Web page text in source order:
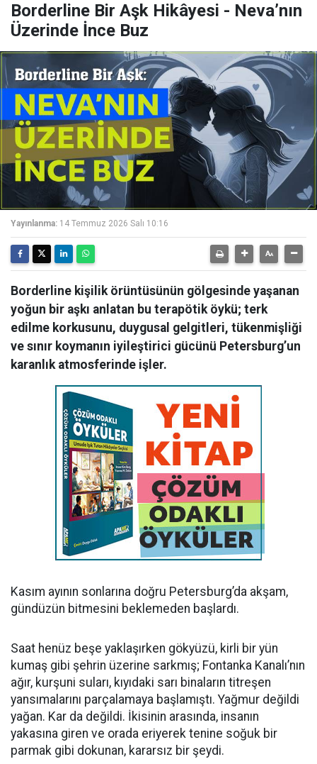
Borderline Bir Aşk Hikâyesi - Neva’nın
Üzerinde İnce Buz
Yayınlanma: 14 Temmuz 2026 Salı 10:16
Borderline kişilik örüntüsünün gölgesinde yaşanan
yoğun bir aşkı anlatan bu terapötik öykü; terk
edilme korkusunu, duygusal gelgitleri, tükenmişliği
ve sınır koymanın iyileştirici gücünü Petersburg’un
karanlık atmosferinde işler.
Kasım ayının sonlarına doğru Petersburg’da akşam,
gündüzün bitmesini beklemeden başlardı.
Saat henüz beşe yaklaşırken gökyüzü, kirli bir yün
kumaş gibi şehrin üzerine sarkmış; Fontanka Kanalı’nın
ağır, kurşuni suları, kıyıdaki sarı binaların titreşen
yansımalarını parçalamaya başlamıştı. Yağmur değildi
yağan. Kar da değildi. İkisinin arasında, insanın
yakasına giren ve orada eriyerek tenine soğuk bir
parmak gibi dokunan, kararsız bir şeydi.